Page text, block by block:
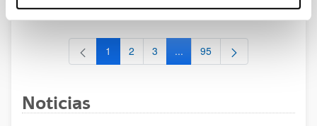
Página
1 Página
2 Página
3 ...Páginas intermedias Use TAB
Página
95
Noticias